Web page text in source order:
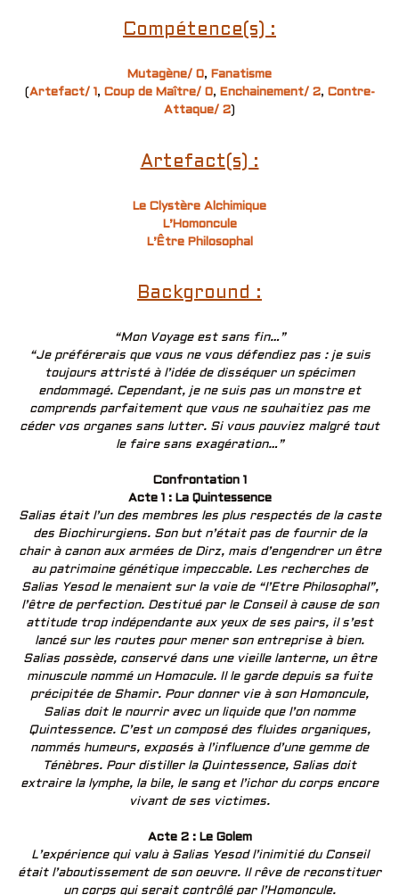
Compétence(s) :
Mutagène/ 0, Fanatisme
(Artefact/ 1 , Coup de Maître/ 0, Enchainement/ 2, Contre-
Attaque/ 2)
Artefact(s) :
Le Clystère Alchimique
L’Homoncule
L’Être Philosophal
Background :
“Mon Voyage est sans fin…”
“Je préférerais que vous ne vous défendiez pas : je suis
toujours attristé à l’idée de disséquer un spécimen
endommagé. Cependant, je ne suis pas un monstre et
comprends parfaitement que vous ne souhaitiez pas me
céder vos organes sans lutter. Si vous pouviez malgré tout
le faire sans exagération…”
Confrontation 1
Acte 1 : La Quintessence
Salias était l’un des membres les plus respectés de la caste
des Biochirurgiens. Son but n’était pas de fournir de la
chair à canon aux armées de Dirz, mais d’engendrer un être
au patrimoine génétique impeccable. Les recherches de
Salias Yesod le menaient sur la voie de “l’Etre Philosophal”,
l’être de perfection. Destitué par le Conseil à cause de son
attitude trop indépendante aux yeux de ses pairs, il s’est
lancé sur les routes pour mener son entreprise à bien.
Salias possède, conservé dans une vieille lanterne, un être
minuscule nommé un Homocule. Il le garde depuis sa fuite
précipitée de Shamir. Pour donner vie à son Homoncule,
Salias doit le nourrir avec un liquide que l’on nomme
Quintessence. C’est un composé des fluides organiques,
nommés humeurs, exposés à l’influence d’une gemme de
Ténèbres. Pour distiller la Quintessence, Salias doit
extraire la lymphe, la bile, le sang et l’ichor du corps encore
vivant de ses victimes.
Acte 2 : Le Golem
L’expérience qui valu à Salias Yesod l’inimitié du Conseil
était l’aboutissement de son oeuvre. Il rêve de reconstituer
un corps qui serait contrôlé par l’Homoncule.